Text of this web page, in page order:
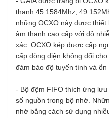
thanh 45.1584Mhz,
những OCXO này được
âm thanh cao cấp với độ
xác. OCXO kép được cấp
cấp dòng điện không đổi
đảm bảo độ tuyến tính và
- Bộ đệm FIFO thích ứng
số nguồn trong bộ nhớ.
nhớ bằng cách sử dụng